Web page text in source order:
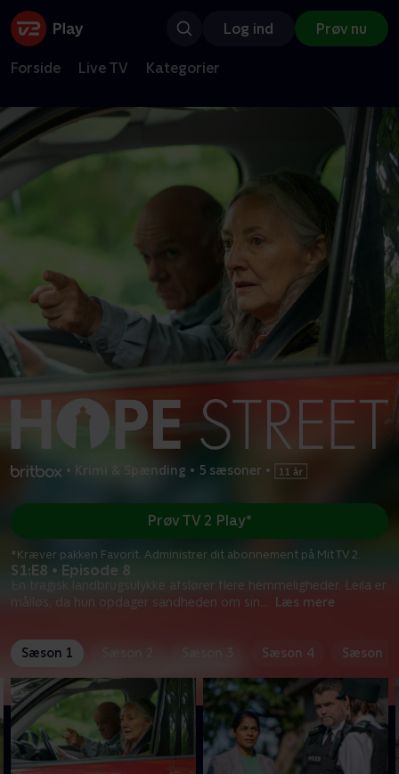
Log ind Prøv nu
Forside Live TV Kategorier
• Krimi & Spænding • 5 sæsoner •
S1:E8 • Episode 8
En tragisk landbrugsulykke afslører flere hemmeligheder. Leila er
målløs, da hun opdager sandheden om sin
Læs mere
Prøv TV 2 Play*
*Kræver pakken Favorit. Administrer dit abonnement på Mit TV 2.
Sæson 1 Sæson 2 Sæson 4 Sæson 5